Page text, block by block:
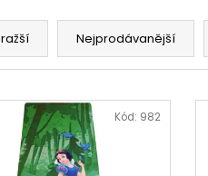
Nejprodávanější
Kód: 982
VÉČKOVÁ ČERNÁ
Původně:1 099 Kč